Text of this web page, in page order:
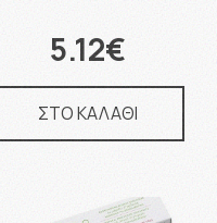
5.12€
ΣΤΟ ΚΑΛΑΘΙ